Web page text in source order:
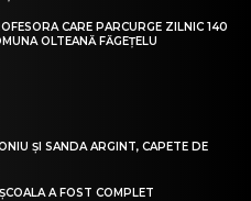
CARE PARCURGE ZILNIC 140
OLTEANĂ FĂGEȚELU
ȘI SANDA ARGINT, CAPETE DE
A FOST COMPLET